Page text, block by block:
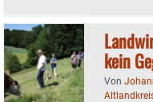
kein
Von